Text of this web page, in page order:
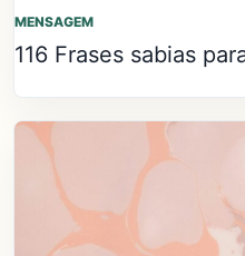
MENSAGEM
116 Frases sabias